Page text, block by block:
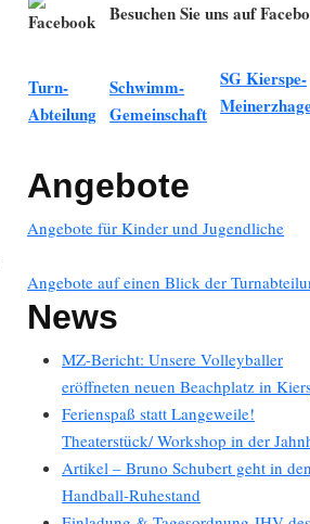
Besuchen Sie uns auf
Turn-
Abteilung
Schwimm-
Gemeinschaft
SG Kierspe-
Angebote
Angebote für Kinder und Jugendliche
Angebote auf einen Blick der
News
MZ-Bericht: Unsere Volleyballer
eröffneten neuen Beachplatz in
Ferienspaß statt Langeweile!
Theaterstück/ Workshop in der
Artikel – Bruno Schubert geht in den
Handball-Ruhestand